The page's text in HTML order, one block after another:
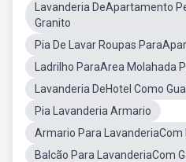
Lavanderia DeApartamento
Granito
Pia De Lavar Roupas
Ladrilho ParaArea Molahada
Lavanderia DeHotel Como
Pia Lavanderia Armario
Armario Para LavanderiaCom
Balcão Para LavanderiaCom